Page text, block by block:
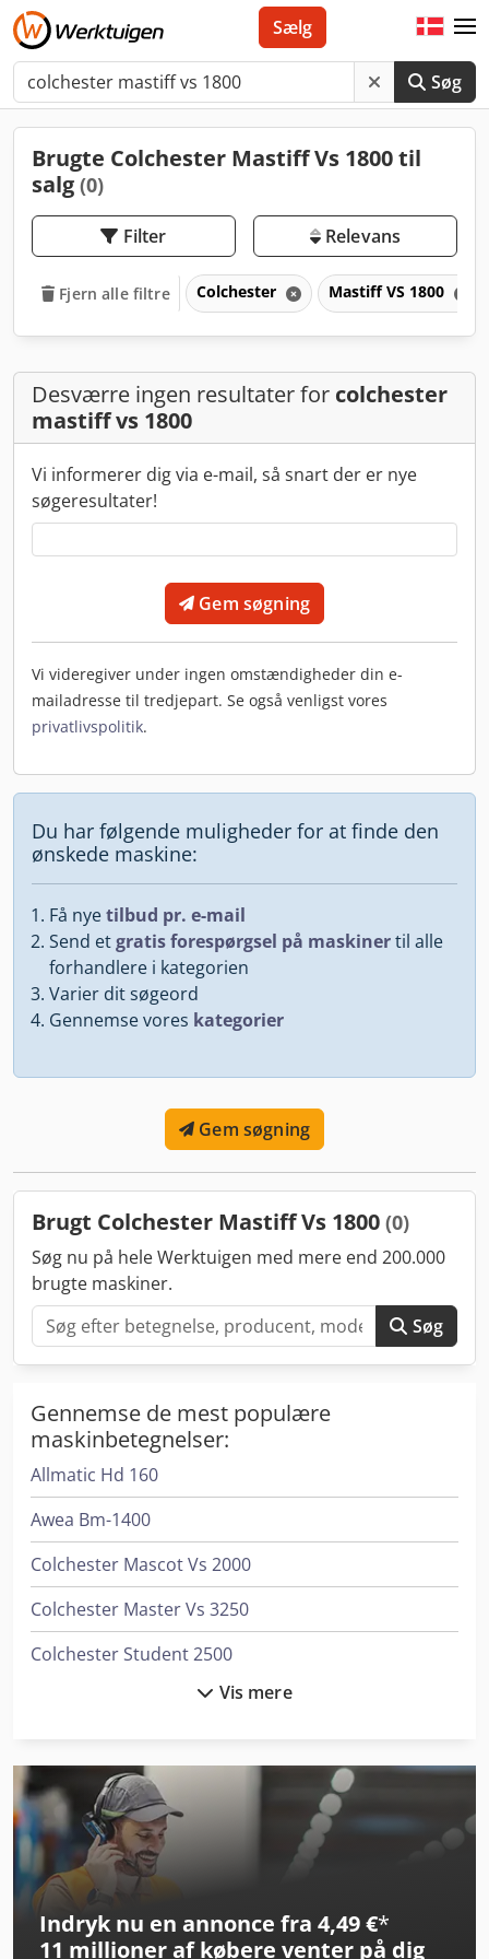
Søg
Sælg
Brugte Colchester Mastiff Vs 1800 til
salg (0)
Filter Relevans
Fjern alle filtre Colchester Mastiff VS 1800
Desværre ingen resultater for colchester
mastiff vs 1800
Vi informerer dig via e-mail, så snart der er nye
søgeresultater!
Gem søgning
Vi videregiver under ingen omstændigheder din e-
mailadresse til tredjepart. Se også venligst vores
privatlivspolitik.
Du har følgende muligheder for at finde den
ønskede maskine:
Få nyetilbud pr. e-mail
Send etgratis forespørgsel på maskinertil alle
forhandlere i kategorien
Varier dit søgeord
Gennemse vores kategorier
Gem søgning
Brugt Colchester Mastiff Vs 1800 (0)
Søg nu på hele Werktuigen med mere end 200.000
brugte maskiner.
Søg
Gennemse de mest populære
maskinbetegnelser:
Allmatic Hd 160
Awea Bm-1400
Colchester Mascot Vs 2000
Colchester Master Vs 3250
Colchester Student 2500
Colchester Triumph Vs 2500
Dmg Mori Clx 550
Dmg Mori Ctx Alpha 500
Dmg Mori Ctx Beta 1250 4A
Eisele Vms 350
Vis mere
Indryk nu en annonce fra 4,49 €*
11 millioner af købere venter på dig